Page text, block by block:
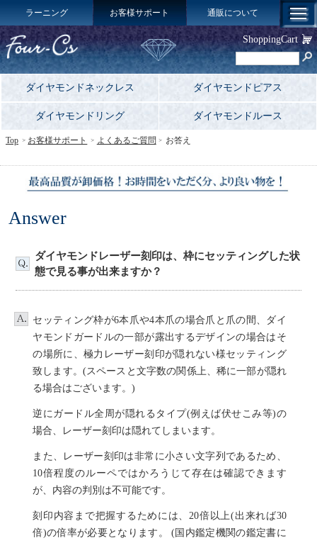
ラーニング お客様サポート 通販について
ダイヤモンドネックレス ダイヤモンドピアス
ダイヤモンドリング ダイヤモンドルース
Answer
ダイヤモンドレーザー刻印は、枠にセッティングした状
態で見る事が出来ますか？
セッティング枠が6本爪や4本爪の場合爪と爪の間、ダイ
ヤモンドガードルの一部が露出するデザインの場合はそ
の場所に、極力レーザー刻印が隠れない様セッティング
致します。(スペースと文字数の関係上、稀に一部が隠れ
る場合はございます。)
逆にガードル全周が隠れるタイプ(例えば伏せこみ等)の
場合、レーザー刻印は隠れてしまいます。
また、レーザー刻印は非常に小さい文字列であるため、
10倍程度のルーペではかろうじて存在は確認できます
が、内容の判別は不可能です。
刻印内容まで把握するためには、20倍以上(出来れば30
倍)の倍率が必要となります。 (国内鑑定機関の鑑定書に
Top お客様サポート よくあるご質問 お答え
ShoppingCart